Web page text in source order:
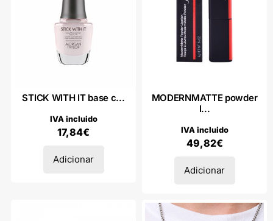
STICK WITH IT base c...
17,84€
IVA incluido
Adicionar
MODERNMATTE powder
l...
49,82€
IVA incluido
Adicionar